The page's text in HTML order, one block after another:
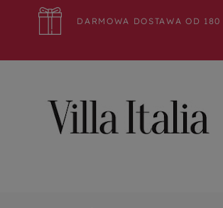
DARMOWA DOSTAWA OD